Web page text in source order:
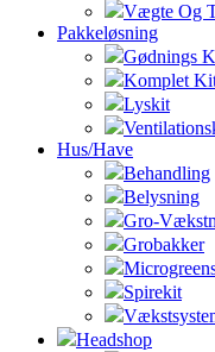
Vægte Og
Pakkeløsning
Gødnings
Komplet
Lyskit
Hus/Have
Behandling
Belysning
Gro-
Grobakker
Spirekit
Headshop